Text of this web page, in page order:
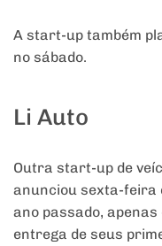
A start-up também
no sábado.
Li Auto
Outra start-up de
anunciou sexta-feira
ano passado,
entrega de seus